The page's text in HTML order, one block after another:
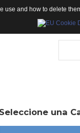
Seleccione una
use and how to delete